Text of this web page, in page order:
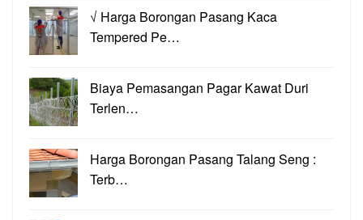
√ Harga Borongan Pasang Kaca
Tempered Pe…
Biaya Pemasangan Pagar Kawat Duri
Terlen…
Harga Borongan Pasang Talang Seng :
Terb…